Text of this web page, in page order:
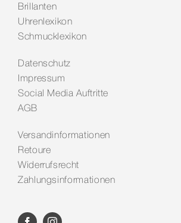
Brillanten
Uhrenlexikon
Schmucklexikon
Datenschutz
Impressum
Social Media Auftritte
AGB
Versandinformationen
Retoure
Widerrufsrecht
Zahlungsinformationen